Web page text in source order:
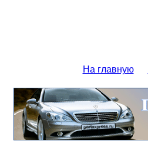
На главную